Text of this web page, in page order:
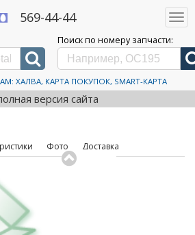
569-44-44
Поиск по номеру запчасти:
ХАЛВА, КАРТА ПОКУПОК, SMART-КАРТА
версия сайта
> Каталог автотоваров > Шины > Ikon
45R18
код товара: 631180
Фото Доставка